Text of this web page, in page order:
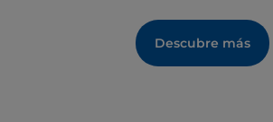
Descubre más